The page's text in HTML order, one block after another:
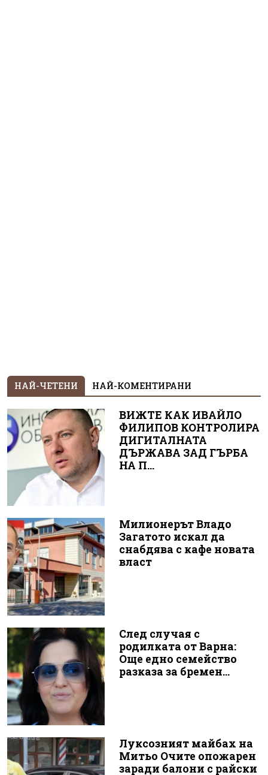
НАЙ-ЧЕТЕНИ НАЙ-КОМЕНТИРАНИ
ВИЖТЕ КАК ИВАЙЛО
ФИЛИПОВ КОНТРОЛИРА
ДИГИТАЛНАТА
ДЪРЖАВА ЗАД ГЪРБА
НА П...
Милионерът Владо
Загатото искал да
снабдява с кафе новата
власт
След случая с
родилката от Варна:
Още едно семейство
разказа за бремен...
Луксозният майбах на
Митьо Очите опожарен
заради балони с райски